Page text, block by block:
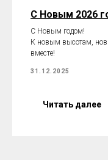
С Новым 2026
С Новым годом!
К новым высотам,
вместе!
31.12.2025
Читать далее